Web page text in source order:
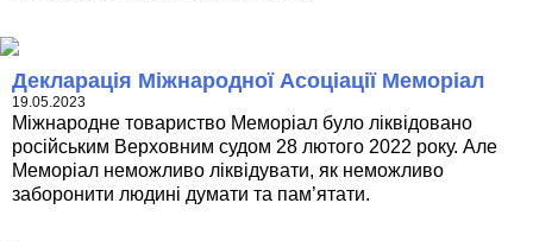
Декларація Міжнародної Асоціації Меморіал
19.05.2023
Міжнародне товариство Меморіал було ліквідовано
російським Верховним судом 28 лютого 2022 року. Але
Меморіал неможливо ліквідувати, як неможливо
заборонити людині думати та пам’ятати.